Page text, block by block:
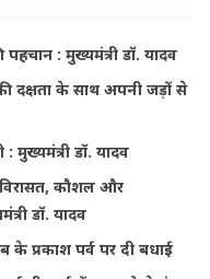
: मुख्यमंत्री डॉ. यादव
दक्षता के साथ अपनी जड़ों से
: मुख्यमंत्री डॉ. यादव
विरासत, कौशल और
डॉ. यादव
के प्रकाश पर्व पर दी बधाई